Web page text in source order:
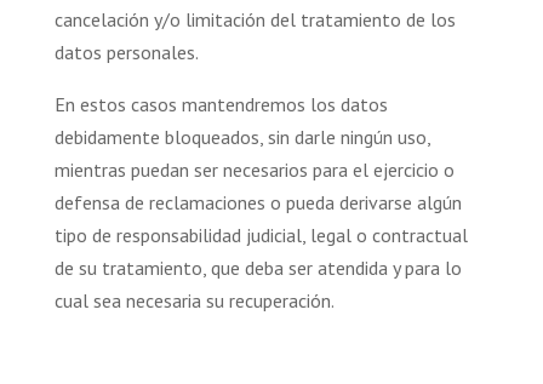
cancelación y/o limitación del tratamiento de los
datos personales.
En estos casos mantendremos los datos
debidamente bloqueados, sin darle ningún uso,
mientras puedan ser necesarios para el ejercicio o
defensa de reclamaciones o pueda derivarse algún
tipo de responsabilidad judicial, legal o contractual
de su tratamiento, que deba ser atendida y para lo
cual sea necesaria su recuperación.